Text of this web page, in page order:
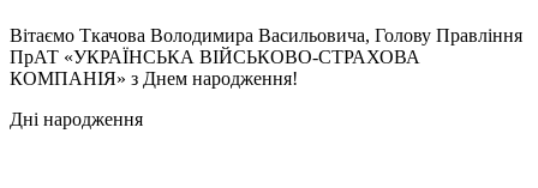
Вітаємо Ткачова Володимира Васильовича, Голову Правління
ПрАТ «УКРАЇНСЬКА ВІЙСЬКОВО-СТРАХОВА
КОМПАНІЯ» з Днем народження!
Дні народження